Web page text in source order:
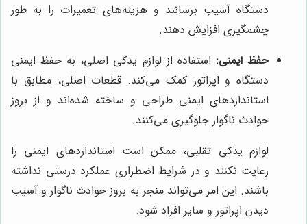
دستگاه آسیب برسانند و هزینه‌های تعمیرات را به طور
چشمگیری افزایش دهند.
حفظ ایمنی: استفاده از لوازم یدکی اصلی، به حفظ ایمنی
دستگاه و اپراتور کمک می‌کند. قطعات اصلی، مطابق با
استانداردهای ایمنی طراحی و ساخته شده‌اند و از بروز
حوادث ناگوار جلوگیری می‌کنند.
لوازم یدکی تقلبی، ممکن است استانداردهای ایمنی را
رعایت نکنند و در شرایط اضطراری عملکرد درستی نداشته
باشند. این امر می‌تواند منجر به بروز حوادث ناگوار و آسیب
دیدن اپراتور و سایر افراد شود.